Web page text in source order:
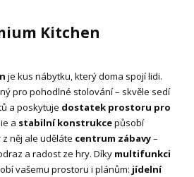
Kitchen
je kus nábytku, který doma spojí lidi.
pro pohodlné stolování – skvěle sedí
a poskytuje dostatek prostoru pro
a stabilní konstrukcepůsobí
něj ale uděláte centrum zábavy–
a radost ze hry. Díky multifunkci
vašemu prostoru i plánům: jídelní